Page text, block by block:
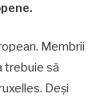
Membrii
trebuie să
Deși